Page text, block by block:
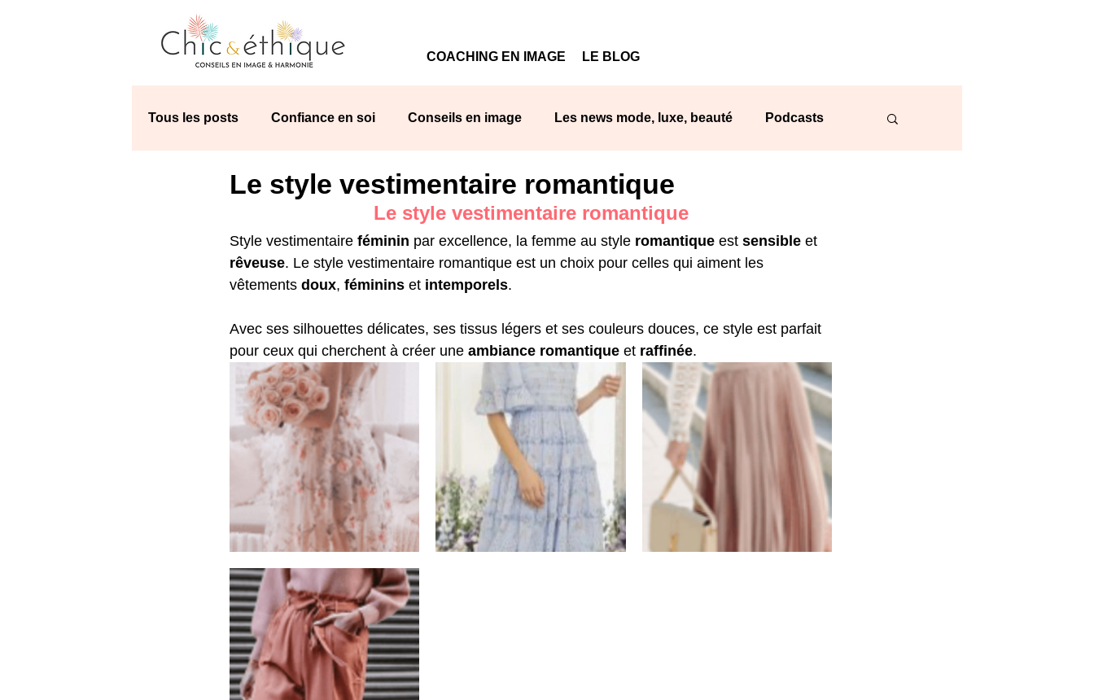
COACHING EN IMAGE LE BLOG
Tous les posts Confiance en soi Conseils en image Les news mode, luxe, beauté Podcasts
Astuces de pro Mode responsable La mode Afrique Les couleurs
Morphologie Les essentiels
Le style vestimentaire romantique
Le style vestimentaire romantique
Style vestimentaire féminin par excellence, la femme au style romantique est sensible et
rêveuse. Le style vestimentaire romantique est un choix pour celles qui aiment les
vêtements doux, féminins et intemporels.
Avec ses silhouettes délicates, ses tissus légers et ses couleurs douces, ce style est parfait
pour ceux qui cherchent à créer une ambiance romantique et raffinée.